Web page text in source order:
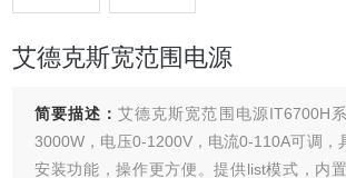
艾德克斯宽范围电源
简要描述：艾德克斯宽范围电源IT6700H
3000W，电压0-1200V，电流0-110A可调，
安装功能，操作更方便。提供list模式，内